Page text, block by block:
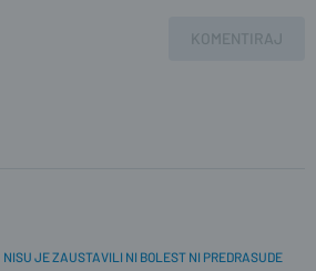
KOMENTIRAJ
NISU JE ZAUSTAVILI NI BOLEST NI PREDRASUDE